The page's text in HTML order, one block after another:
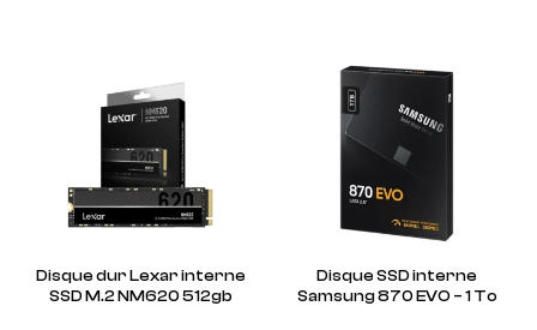
Disque dur Lexar interne
SSD M.2 NM620 512gb
Disque SSD interne
Samsung 870 EVO – 1 To